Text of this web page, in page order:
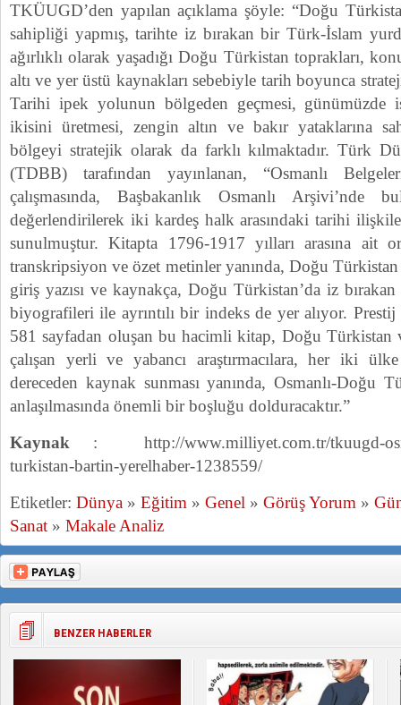
TKÜUGD’den yapılan açıklama şöyle: “Doğu
sahipliği yapmış, tarihte iz bırakan bir Türk-İslam
ağırlıklı olarak yaşadığı Doğu Türkistan toprakları,
altı ve yer üstü kaynakları sebebiyle tarih boyunca
Tarihi ipek yolunun bölgeden geçmesi, günümüzde
ikisini üretmesi, zengin altın ve bakır yataklarına
bölgeyi stratejik olarak da farklı kılmaktadır. Türk
(TDBB) tarafından yayınlanan, “Osmanlı
çalışmasında, Başbakanlık Osmanlı Arşivi’nde
değerlendirilerek iki kardeş halk arasındaki tarihi
sunulmuştur. Kitapta 1796-1917 yılları arasına ait
transkripsiyon ve özet metinler yanında, Doğu
giriş yazısı ve kaynakça, Doğu Türkistan’da iz
biyografileri ile ayrıntılı bir indeks de yer alıyor.
581 sayfadan oluşan bu hacimli kitap, Doğu Türkistan
çalışan yerli ve yabancı araştırmacılara, her iki
dereceden kaynak sunması yanında, Osmanlı-Doğu
anlaşılmasında önemli bir boşluğu dolduracaktır.”
Kaynak : http://www.milliyet.com.tr/tkuugd-
turkistan-bartin-yerelhaber-1238559/
Etiketler: Dünya » Eğitim » Genel » Görüş Yorum »
Sanat » Makale Analiz
BENZER HABERLER